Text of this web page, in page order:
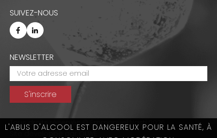
L'ABUS D'ALCOOL EST DANGEREUX POUR LA SANTÉ, À
SUIVEZ-NOUS
NEWSLETTER
Tous droits réservés © Emmanuel Nasti 2026